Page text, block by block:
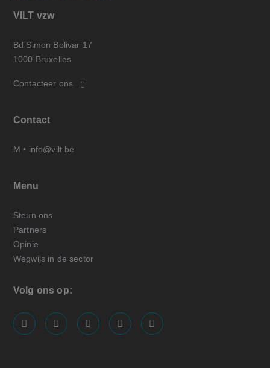
VILT vzw
Bd Simon Bolivar 17
1000 Bruxelles
Contacteer ons
Contact
M • info@vilt.be
Menu
Steun ons
Partners
Opinie
Wegwijs in de sector
Volg ons op:
screenreader.visit us on our facebook page: https://
screenreader.visit us on our linkedin page:
screenreader.visit us on our
screenreader.visit us on our x
screenreader.visit us on